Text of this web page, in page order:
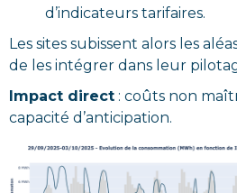
d’indicateurs tarifaires.
Les sites subissent alors les
de les intégrer dans leur
Impact direct : coûts non
capacité d’anticipation.